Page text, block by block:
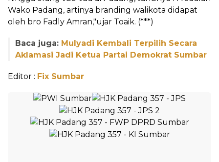
Wako Padang, artinya branding walikota didapat
oleh bro Fadly Amran,"ujar Toaik. (***)
Baca juga: Mulyadi Kembali Terpilih Secara
Aklamasi Jadi Ketua Partai Demokrat Sumbar
Editor : Fix Sumbar